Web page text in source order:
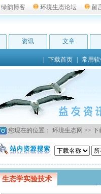
绿韵博客 环境生态论坛 留
资讯 文章
下载首页 常用
您现在的位置： 环境生态网 >> 下
生态学实验技术